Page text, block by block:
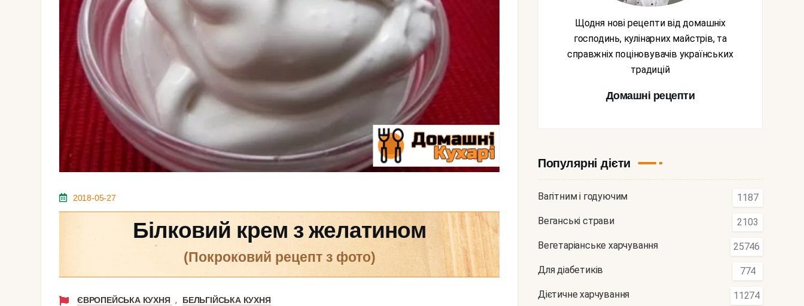
2018-05-27
Білковий крем з желатином
(покроковий рецепт з фото)
ЄВРОПЕЙСЬКА КУХНЯ , БЕЛЬГІЙСЬКА КУХНЯ
Щодня нові рецепти від домашніх
господинь, кулінарних майстрів, та
справжніх поціновувачів українських
традицій
Домашні рецепти
Популярні дієти
Вагітним і годуючим 1187
Веганські страви 2103
Вегетаріанське харчування 25746
Для діабетиків 774
Дієтичне харчування 11274